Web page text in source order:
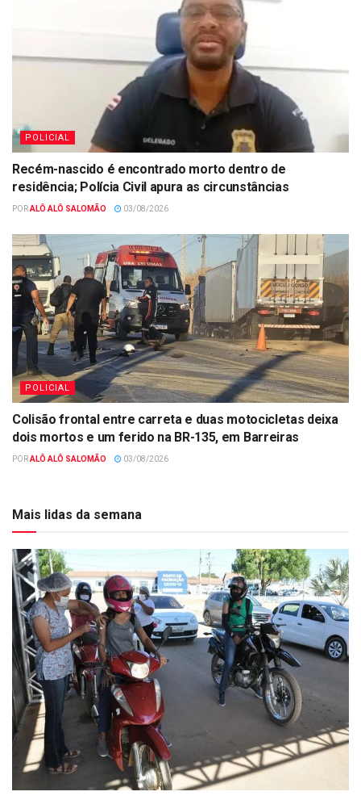
POLICIAL
Recém-nascido é encontrado morto dentro de
residência; Polícia Civil apura as circunstâncias
PORALÔ ALÔ SALOMÃO 03/08/2026
POLICIAL
Colisão frontal entre carreta e duas motocicletas deixa
dois mortos e um ferido na BR-135, em Barreiras
PORALÔ ALÔ SALOMÃO 03/08/2026
Mais lidas da semana